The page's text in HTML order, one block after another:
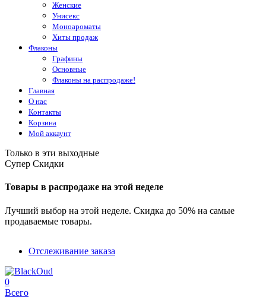
Женские
Унисекс
Моноароматы
Хиты продаж
Флаконы
Графины
Основные
Флаконы на распродаже!
Главная
О нас
Контакты
Корзина
Мой аккаунт
Только в эти выходные
Супер Скидки
Товары в распродаже на этой неделе
Лучший выбор на этой неделе. Скидка до 50% на самые
продаваемые товары.
Отслеживание заказа
0
Всего